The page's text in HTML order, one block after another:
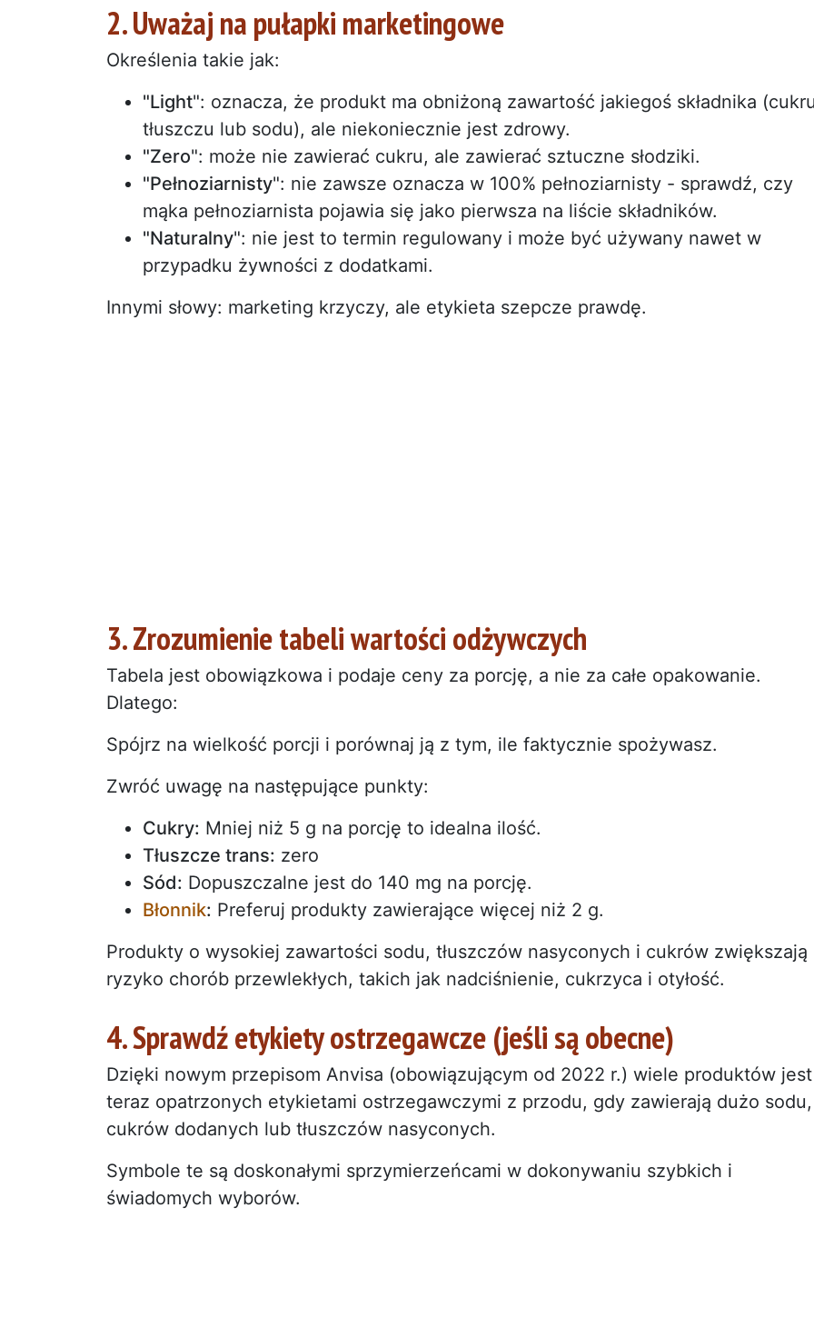
2. Uważaj na pułapki marketingowe
Określenia takie jak:
"Light": oznacza, że produkt ma obniżoną zawartość jakiegoś składnika
tłuszczu lub sodu), ale niekoniecznie jest zdrowy.
"Zero": może nie zawierać cukru, ale zawierać sztuczne słodziki.
"Pełnoziarnisty": nie zawsze oznacza w 100% pełnoziarnisty - sprawdź, czy
mąka pełnoziarnista pojawia się jako pierwsza na liście składników.
"Naturalny": nie jest to termin regulowany i może być używany nawet w
przypadku żywności z dodatkami.
Innymi słowy: marketing krzyczy, ale etykieta szepcze prawdę.
3. Zrozumienie tabeli wartości odżywczych
Tabela jest obowiązkowa i podaje ceny za porcję, a nie za całe opakowanie.
Dlatego:
Spójrz na wielkość porcji i porównaj ją z tym, ile faktycznie spożywasz.
Zwróć uwagę na następujące punkty:
Cukry: Mniej niż 5 g na porcję to idealna ilość.
Tłuszcze trans: zero
Sód: Dopuszczalne jest do 140 mg na porcję.
Błonnik: Preferuj produkty zawierające więcej niż 2 g.
Produkty o wysokiej zawartości sodu, tłuszczów nasyconych i cukrów zwiększają
ryzyko chorób przewlekłych, takich jak nadciśnienie, cukrzyca i otyłość.
4. Sprawdź etykiety ostrzegawcze (jeśli są obecne)
Dzięki nowym przepisom Anvisa (obowiązującym od 2022 r.) wiele produktów jest
teraz opatrzonych etykietami ostrzegawczymi z przodu, gdy zawierają dużo sodu,
cukrów dodanych lub tłuszczów nasyconych.
Symbole te są doskonałymi sprzymierzeńcami w dokonywaniu szybkich i
świadomych wyborów.